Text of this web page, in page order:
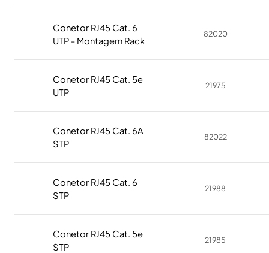
Conetor RJ45 Cat. 6
UTP - Montagem Rack
82020
Conetor RJ45 Cat. 5e
UTP
21975
Conetor RJ45 Cat. 6A
STP
82022
Conetor RJ45 Cat. 6
STP
21988
Conetor RJ45 Cat. 5e
STP
21985